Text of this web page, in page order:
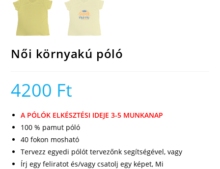
Női környakú póló
4200 Ft
A PÓLÓK ELKÉSZTÉSI IDEJE 3-5 MUNKANAP
100 % pamut póló
40 fokon mosható
Tervezz egyedi pólót tervezőnk segítségével, vagy
Írj egy feliratot és/vagy csatolj egy képet, Mi